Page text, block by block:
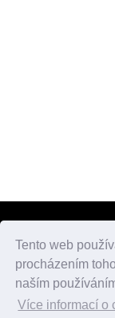
Tento web
procházením
naším
Více informací o